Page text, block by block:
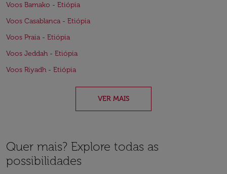
Voos Bamako - Etiópia
Voos Casablanca - Etiópia
Voos Praia - Etiópia
Voos Jeddah - Etiópia
Voos Riyadh - Etiópia
VER MAIS
Quer mais? Explore todas as
possibilidades